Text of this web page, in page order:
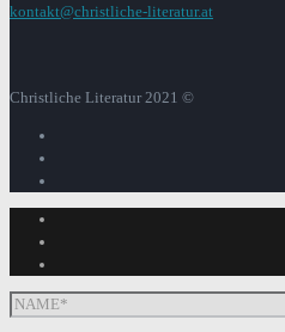
kontakt@christliche-literatur.at
Christliche Literatur 2021 ©